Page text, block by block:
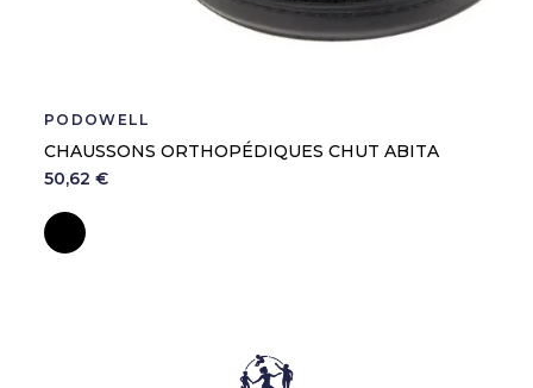
PODOWELL
CHAUSSONS ORTHOPÉDIQUES CHUT ABITA
50,62 €
Noir